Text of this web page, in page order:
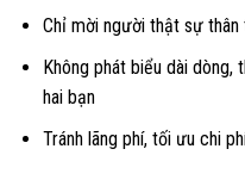
Chỉ mời người thật sự
Không phát biểu dài
hai bạn
Tránh lãng phí, tối ưu chi